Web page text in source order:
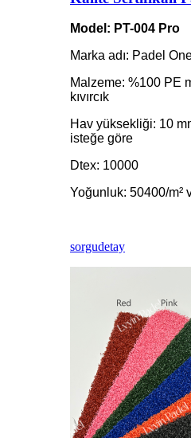
Model: PT-004 Pro
Marka adı: Padel
Malzeme: %100 PE
kıvırcık
Hav yüksekliği: 10
isteğe göre
Dtex: 10000
Yoğunluk: 50400/m²
sorgudetay